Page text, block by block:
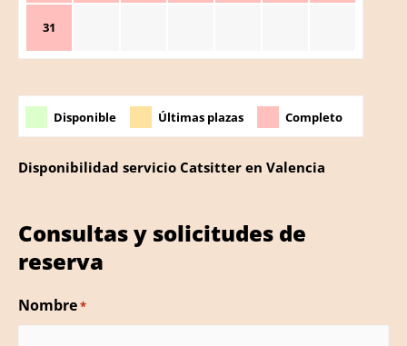
31
Disponible Últimas plazas Completo
Disponibilidad servicio Catsitter en Valencia
Consultas y solicitudes de
reserva
Nombre*